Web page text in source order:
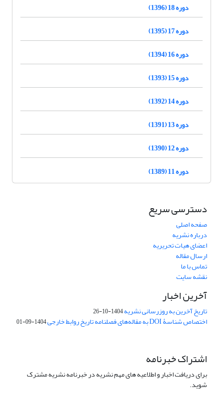
دوره 18 (1396)
دوره 17 (1395)
دوره 16 (1394)
دوره 15 (1393)
دوره 14 (1392)
دوره 13 (1391)
دوره 12 (1390)
دوره 11 (1389)
دسترسی سریع
صفحه اصلی
درباره نشریه
اعضای هیات تحریریه
ارسال مقاله
تماس با ما
نقشه سایت
آخرین اخبار
تاریخ آخرین به روزرسانی نشریه1404-10-26
اختصاص شناسۀ DOI به مقاله‌های فصلنامه تاریخ روابط خارجی 1404-09-01
اشتراک خبرنامه
برای دریافت اخبار و اطلاعیه های مهم نشریه در خبرنامه نشریه مشترک
شوید.